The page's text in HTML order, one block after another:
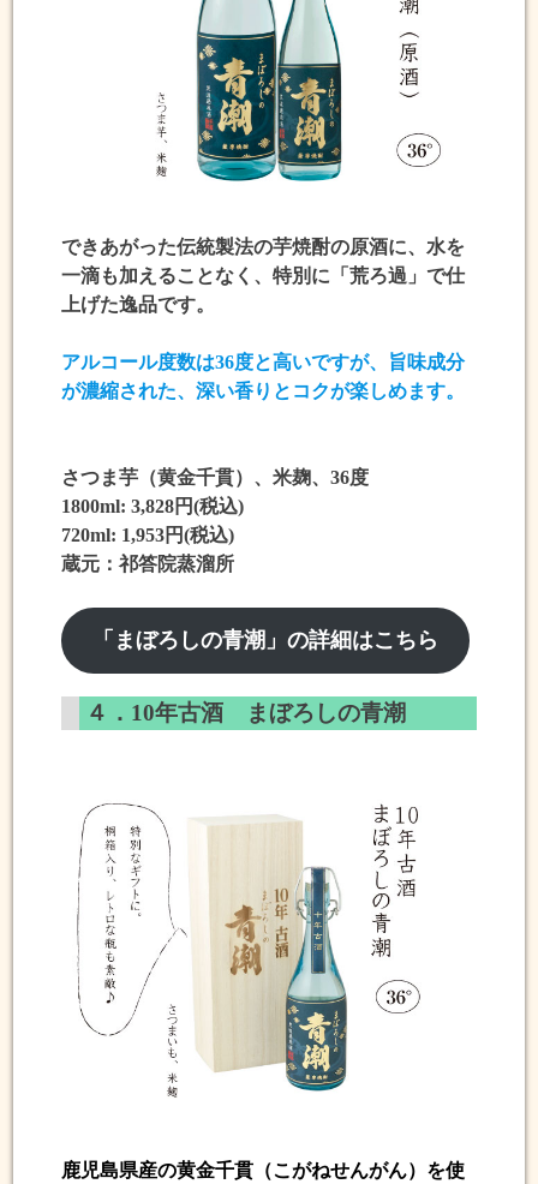
できあがった伝統製法の芋焼酎の原酒に、水を
一滴も加えることなく、特別に「荒ろ過」で仕
上げた逸品です。
アルコール度数は36度と高いですが、旨味成分
が濃縮された、深い香りとコクが楽しめます。
さつま芋（黄金千貫）、米麹、36度
1800ml: 3,828円(税込)
720ml: 1,953円(税込)
蔵元：祁答院蒸溜所
「まぼろしの青潮」の詳細はこちら
４．10年古酒 まぼろしの青潮
鹿児島県産の黄金千貫（こがねせんがん）を使